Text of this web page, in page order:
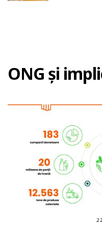
ONG și